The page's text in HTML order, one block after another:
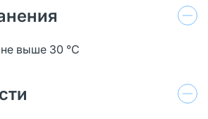
выше 30 °C